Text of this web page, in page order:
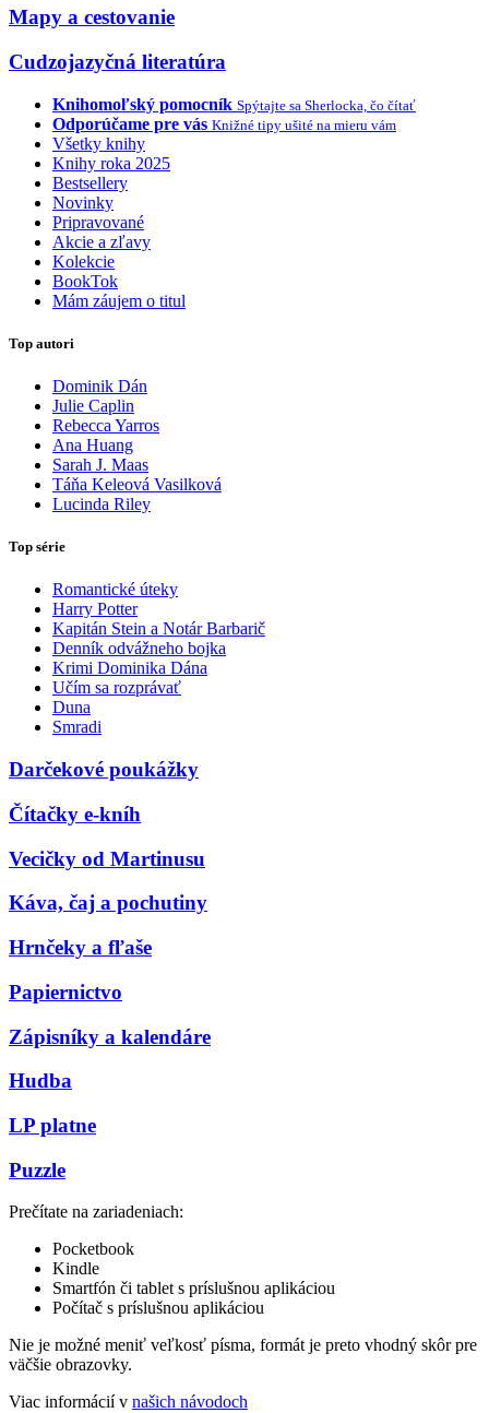
Mapy a cestovanie
Cudzojazyčná literatúra
Knihomoľský pomocník Spýtajte sa Sherlocka, čo čítať
Odporúčame pre vás Knižné tipy ušité na mieru vám
Všetky knihy
Knihy roka 2025
Bestsellery
Novinky
Pripravované
Akcie a zľavy
Kolekcie
BookTok
Mám záujem o titul
Top autori
Dominik Dán
Julie Caplin
Rebecca Yarros
Ana Huang
Sarah J. Maas
Táňa Keleová Vasilková
Lucinda Riley
Top série
Romantické úteky
Harry Potter
Kapitán Stein a Notár Barbarič
Denník odvážneho bojka
Krimi Dominika Dána
Učím sa rozprávať
Duna
Smradi
Darčekové poukážky
Čítačky e-kníh
Vecičky od Martinusu
Káva, čaj a pochutiny
Hrnčeky a fľaše
Papiernictvo
Zápisníky a kalendáre
Hudba
LP platne
Puzzle
Prečítate na zariadeniach:
Pocketbook
Kindle
Smartfón či tablet s príslušnou aplikáciou
Počítač s príslušnou aplikáciou
Nie je možné meniť veľkosť písma, formát je preto vhodný skôr pre
väčšie obrazovky.
Viac informácií v našich návodoch